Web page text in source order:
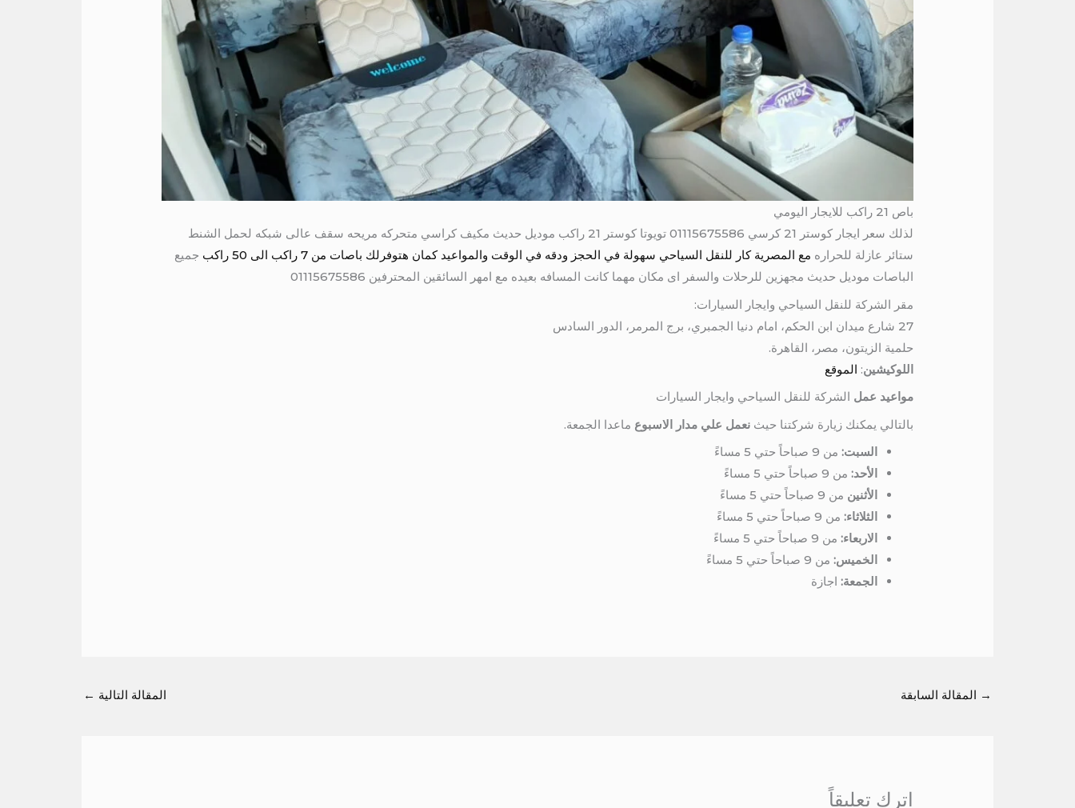
باص 21 راكب للايجار اليومي
لذلك سعر ايجار كوستر 21 كرسي 01115675586 تويوتا كوستر 21 راكب موديل حديث مكيف كراسي متحركه مريحه سقف عالى شبكه لحمل الشنط
ستائر عازلة للحراره مع المصرية كار للنقل السياحي سهولة في الحجز ودقه في الوقت والمواعيد كمان هتوفرلك باصات من 7 راكب الى 50 راكب
جميع
الباصات موديل حديث مجهزين للرحلات والسفر اى مكان مهما كانت المسافه بعيده مع امهر السائقين المحترفين 01115675586
مقر الشركة للنقل السياحي وايجار السيارات:
27 شارع ميدان ابن الحكم، امام دنيا الجمبري، برج المرمر، الدور السادس
حلمية الزيتون، مصر، القاهرة.
اللوكيشين: الموقع
مواعيد عمل الشركة للنقل السياحي وايجار السيارات
بالتالي يمكنك زيارة شركتنا حيثنعمل علي مدار الاسبوع ماعدا الجمعة.
السبت: من 9 صباحاً حتي 5 مساءً
الأحد: من 9 صباحاً حتي 5 مساءً
الأثنين من 9 صباحاً حتي 5 مساءً
الثلاثاء: من 9 صباحاً حتي 5 مساءً
الاربعاء: من 9 صباحاً حتي 5 مساءً
الخميس: من 9 صباحاً حتي 5 مساءً
الجمعة: اجازة
→ المقالة السابقة المقالة التالية ←
اترك تعليقاً